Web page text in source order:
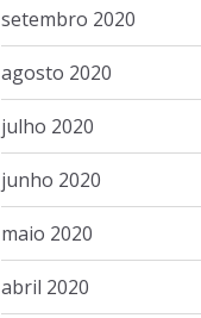
setembro 2020
agosto 2020
julho 2020
junho 2020
maio 2020
abril 2020